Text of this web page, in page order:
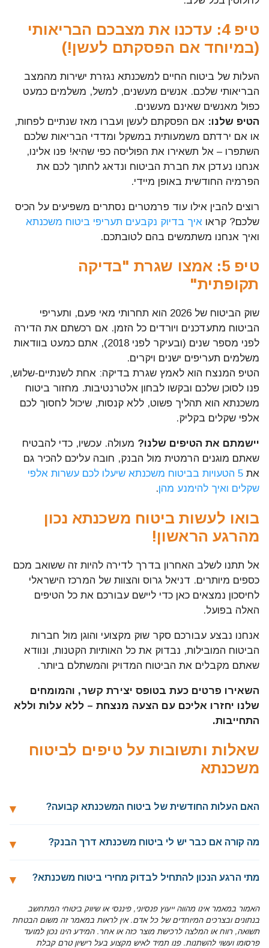
טיפ 4: עדכנו את מצבכם הבריאותי
(במיוחד אם הפסקתם לעשן!)
העלות של ביטוח החיים למשכנתא נגזרת ישירות מהמצב
הבריאותי שלכם. אנשים מעשנים, למשל, משלמים כמעט
כפול מאנשים שאינם מעשנים.
הטיפ שלנו: אם הפסקתם לעשן ועברו מאז שנתיים לפחות,
או אם ירדתם משמעותית במשקל ומדדי הבריאות שלכם
השתפרו – אל תשאירו את הפוליסה כפי שהיא! פנו אלינו,
אנחנו נעדכן את חברת הביטוח ונדאג לחתוך לכם את
הפרמיה החודשית באופן מיידי.
רוצים להבין אילו עוד פרמטרים נסתרים משפיעים על הכיס
שלכם? קראו איך בדיוק נקבעים תעריפי ביטוח משכנתא
ואיך אנחנו משתמשים בהם לטובתכם.
טיפ 5: אמצו שגרת "בדיקה
תקופתית"
שוק הביטוח של 2026 הוא תחרותי מאי פעם, ותעריפי
הביטוח מתעדכנים ויורדים כל הזמן. אם רכשתם את הדירה
לפני מספר שנים (ובעיקר לפני 2018), אתם כמעט בוודאות
משלמים תעריפים ישנים ויקרים.
הטיפ המנצח הוא לאמץ שגרת בדיקה: אחת לשנתיים-שלוש,
פנו לסוכן שלכם ובקשו לבחון אלטרנטיבות. מחזור ביטוח
משכנתא הוא תהליך פשוט, ללא קנסות, שיכול לחסוך לכם
אלפי שקלים בקליק.
יישמתם את הטיפים שלנו? מעולה. עכשיו, כדי להבטיח
שאתם מוגנים הרמטית מול הבנק, חובה עליכם להכיר גם
את
5 הטעויות בביטוח משכנתא שיעלו לכם עשרות אלפי
שקלים ואיך להימנע מהן.
בואו לעשות ביטוח משכנתא נכון
מהרגע הראשון!
אל תתנו לשלב האחרון בדרך לדירה להיות זה ששואב מכם
כספים מיותרים. דניאל גרוס והצוות של המרכז הישראלי
לחיסכון נמצאים כאן כדי ליישם עבורכם את כל הטיפים
האלה בפועל.
אנחנו נבצע עבורכם סקר שוק מקצועי והוגן מול חברות
הביטוח המובילות, נבדוק את כל האותיות הקטנות, ונוודא
שאתם מקבלים את הביטוח המדויק והמשתלם ביותר.
השאירו פרטים כעת בטופס יצירת קשר, והמומחים
שלנו יחזרו אליכם עם הצעה מנצחת – ללא עלות וללא
התחייבות.
שאלות ותשובות על טיפים לביטוח
משכנתא
האם העלות החודשית של ביטוח המשכנתא קבועה?
מה קורה אם כבר יש לי ביטוח משכנתא דרך הבנק?
מתי הרגע הנכון להתחיל לבדוק מחירי ביטוח משכנתא?
האמור במאמר אינו מהווה ייעוץ פנסיוני, פיננסי או שיווק ביטוחי המתחשב
בנתונים ובצרכים המיוחדים של כל אדם. אין לראות במאמר זה משום הבטחת
תשואה, רווח או המלצה לרכישת מוצר כזה או אחר. המידע הינו נכון למועד
פרסומו ועשוי להשתנות. פנו תמיד לאיש מקצוע בעל רישיון טרם קבלת